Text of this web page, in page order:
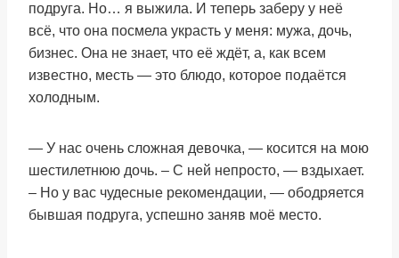
подруга. Но… я выжила. И теперь заберу у неё
всё, что она посмела украсть у меня: мужа, дочь,
бизнес. Она не знает, что её ждёт, а, как всем
известно, месть — это блюдо, которое подаётся
холодным.
— У нас очень сложная девочка, — косится на мою
шестилетнюю дочь. – С ней непросто, — вздыхает.
– Но у вас чудесные рекомендации, — ободряется
бывшая подруга, успешно заняв моё место.